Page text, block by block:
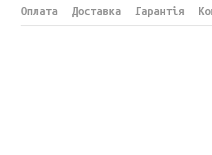
Оплата Доставка Гарантія